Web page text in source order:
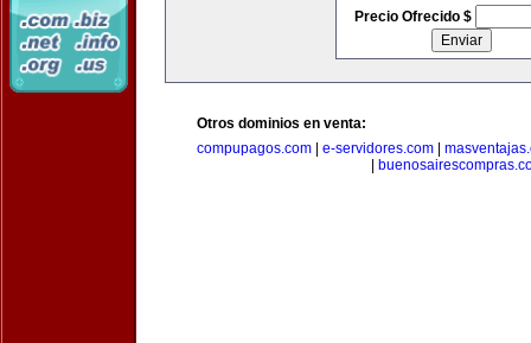
Precio Ofrecido $
Otros dominios en venta:
compupagos.com
e-servidores.com